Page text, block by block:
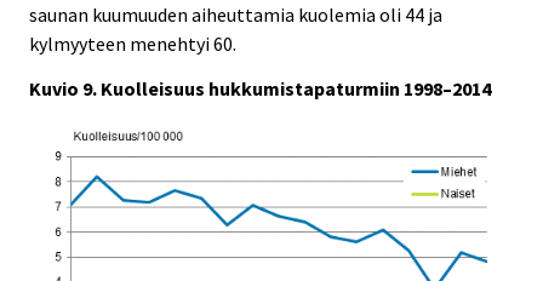
saunan kuumuuden aiheuttamia kuolemia oli 44 ja
kylmyyteen menehtyi 60.
Kuvio 9. Kuolleisuus hukkumistapaturmiin 1998–2014